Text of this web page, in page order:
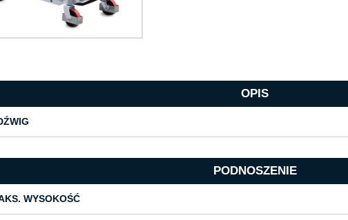
OPIS
PODNOSZENIE
WYSOKOŚĆ